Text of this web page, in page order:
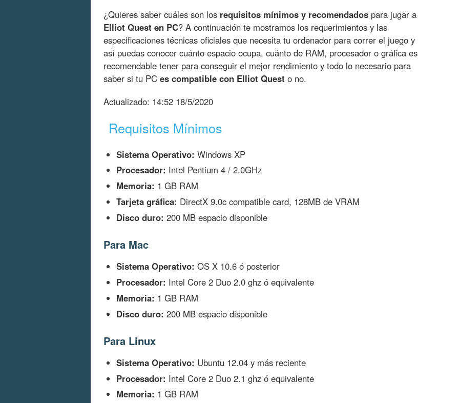
¿Quieres saber cuáles son los requisitos mínimos y recomendados para jugar a
Elliot Quest en PC? A continuación te mostramos los requerimientos y las
especificaciones técnicas oficiales que necesita tu ordenador para correr el juego y
así puedas conocer cuánto espacio ocupa, cuánto de RAM, procesador o gráfica es
recomendable tener para conseguir el mejor rendimiento y todo lo necesario para
saber si tu PC es compatible con Elliot Quest o no.
Actualizado: 14:52 18/5/2020
Requisitos Mínimos
Sistema Operativo: Windows XP
Procesador: Intel Pentium 4 / 2.0GHz
Memoria: 1 GB RAM
Tarjeta gráfica: DirectX 9.0c compatible card, 128MB de VRAM
Disco duro: 200 MB espacio disponible
Para Mac
Sistema Operativo: OS X 10.6 ó posterior
Procesador: Intel Core 2 Duo 2.0 ghz ó equivalente
Memoria: 1 GB RAM
Disco duro: 200 MB espacio disponible
Para Linux
Sistema Operativo: Ubuntu 12.04 y más reciente
Procesador: Intel Core 2 Duo 2.1 ghz ó equivalente
Memoria: 1 GB RAM